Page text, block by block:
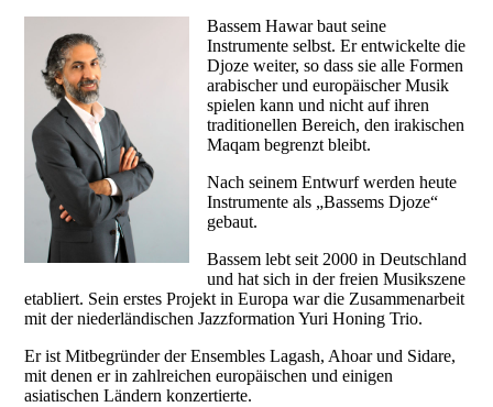
Bassem Hawar baut seine
Instrumente selbst. Er entwickelte die
Djoze weiter, so dass sie alle Formen
arabischer und europäischer Musik
spielen kann und nicht auf ihren
traditionellen Bereich, den irakischen
Maqam begrenzt bleibt.
Nach seinem Entwurf werden heute
Instrumente als „Bassems Djoze“
gebaut.
Bassem lebt seit 2000 in Deutschland
und hat sich in der freien Musikszene
etabliert. Sein erstes Projekt in Europa war die Zusammenarbeit
mit der niederländischen Jazzformation Yuri Honing Trio.
Er ist Mitbegründer der Ensembles Lagash, Ahoar und Sidare,
mit denen er in zahlreichen europäischen und einigen
asiatischen Ländern konzertierte.